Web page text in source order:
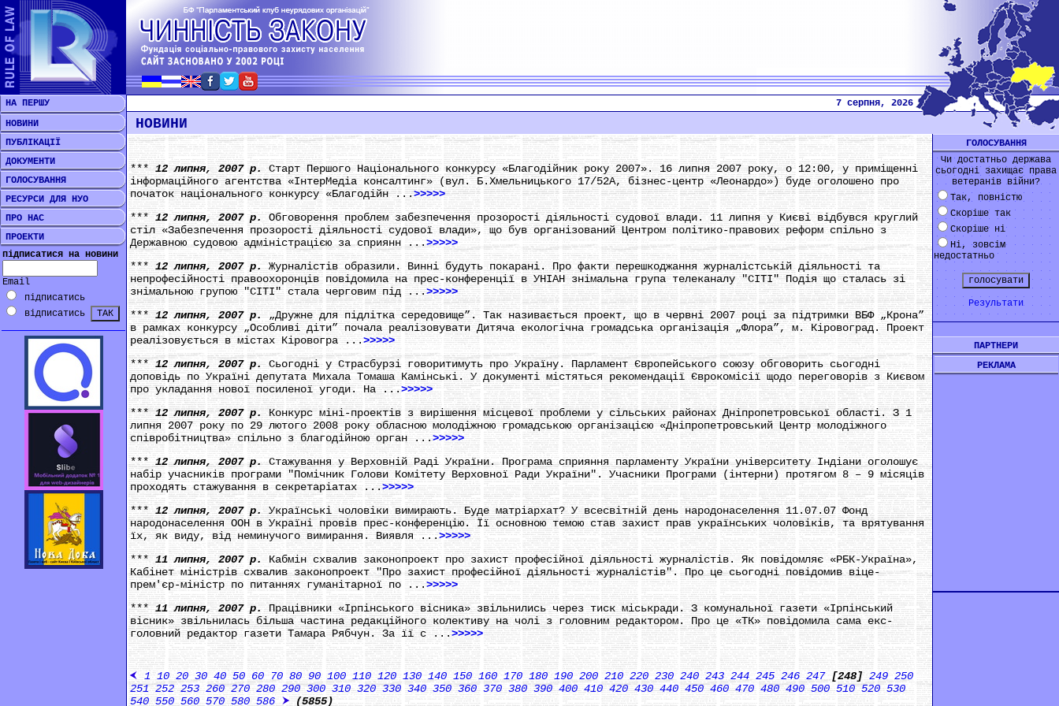
НА ПЕРШУ
7 серпня, 2026
НОВИНИ
ПУБЛІКАЦІЇ
ДОКУМЕНТИ
ГОЛОСУВАННЯ
РЕСУРСИ ДЛЯ НУО
ПРО НАС
ПРОЕКТИ
підписатися на новини
Email
підписатись
відписатись
НОВИНИ
***12 липня, 2007 р.Старт Першого Національного конкурсу «Благодійник року 2007». 16 липня 2007 року, о 12:00, у приміщенні
інформаційного агентства «ІнтерМедіа консалтинг» (вул. Б.Хмельницького 17/52А, бізнес-центр «Леонардо») буде оголошено про
початок національного конкурсу «Благодійн ...>>>>>
***12 липня, 2007 р. Обговорення проблем забезпечення прозорості діяльності судової влади. 11 липня у Києві відбувся круглий
стіл «Забезпечення прозорості діяльності судової влади», що був організований Центром політико-правових реформ спільно з
Державною судовою адміністрацією за сприянн ...>>>>>
***12 липня, 2007 р.Журналістів образили. Винні будуть покарані. Про факти перешкоджання журналістській діяльності та
непрофесійності правоохоронців повідомила на прес-конференції в УНІАН знімальна група телеканалу "СІТІ" Подія що сталась зі
знімальною групою "СІТІ" стала черговим під ...>>>>>
***12 липня, 2007 р.„Дружне для підлітка середовище”. Так називається проект, що в червні 2007 році за підтримки ВБФ „Крона”
в рамках конкурсу „Особливі діти” почала реалізовувати Дитяча екологічна громадська організація „Флора”, м. Кіровоград. Проект
реалізовується в містах Кіровогра ...>>>>>
*** 12 липня, 2007 р. Сьогодні у Страсбурзі говоритимуть про Україну. Парламент Європейського союзу обговорить сьогодні
доповідь по Україні депутата Михала Томаша Камінські. У документі містяться рекомендації Єврокомісії щодо переговорів з Києвом
про укладання нової посиленої угоди. На ...>>>>>
***12 липня, 2007 р.Конкурс міні-проектів з вирішення місцевої проблеми у сільських районах Дніпропетровської області. З 1
липня 2007 року по 29 лютого 2008 року обласною молодіжною громадською організацією «Дніпропетровський Центр молодіжного
співробітництва» спільно з благодійною орган ...>>>>>
***12 липня, 2007 р.Стажування у Верховній Раді України. Програма сприяння парламенту України університету Індіани оголошує
набір учасників програми "Помічник Голови Комітету Верховної Ради України". Учасники Програми (інтерни) протягом 8 – 9 місяців
проходять стажування в секретаріатах ...>>>>>
***12 липня, 2007 р.Українські чоловіки вимирають. Буде матріархат? У всесвітній день народонаселення 11.07.07 Фонд
народонаселення ООН в Україні провів прес-конференцію. Її основною темою став захист прав українських чоловіків, та врятування
їх, як виду, від неминучого вимирання. Виявля ...>>>>>
***11 липня, 2007 р. Кабмін схвалив законопроект про захист професійної діяльності журналістів. Як повідомляє «РБК-Україна»,
Кабінет міністрів схвалив законопроект "Про захист професійної діяльності журналістів". Про це сьогодні повідомив віце-
прем'єр-міністр по питаннях гуманітарної по ...>>>>>
*** 11 липня, 2007 р. Працівники «Ірпінського вісника» звільнились через тиск міськради. З комунальної газети «Ірпінський
вісник» звільнилась більша частина редакційного колективу на чолі з головним редактором. Про це «ТК» повідомила сама екс-
головний редактор газети Тамара Рябчун. За її с ...>>>>>
1 10 20 30 40 50 60 70 80 90 100 110 120 130 140 150 160 170 180 190 200 210 220 230 240 243 244 245 246 247 [248] 249 250
251 252 253 260 270 280 290 300 310 320 330 340 350 360 370 380 390 400 410 420 430 440 450 460 470 480 490 500 510 520 530
540 550 560 570 580 586 (5855)
ГОЛОСУВАННЯ
Чи достатньо держава
сьогодні захищає права
ветеранів війни?
Так, повністю
Скоріше так
Скоріше ні
Ні, зовсім
недостатньо
Результати
ПАРТНЕРИ
РЕКЛАМА